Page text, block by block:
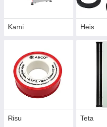
Kami Heis
Risu Teta